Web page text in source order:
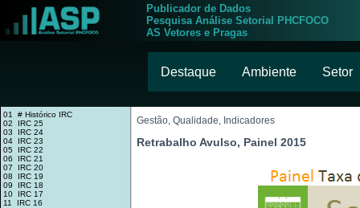
Publicador de Dados
Pesquisa Análise Setorial PHCFOCO
AS Vetores e Pragas
Destaque Ambiente Setor
01 # Histórico IRC
02 IRC 25
03 IRC 24
04 IRC 23
05 IRC 22
06 IRC 21
07 IRC 20
08 IRC 19
09 IRC 18
10 IRC 17
11 IRC 16
Gestão, Qualidade, Indicadores
Retrabalho Avulso, Painel 2015